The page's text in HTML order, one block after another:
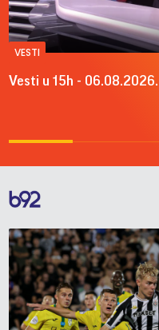
VESTI
Vesti u 15h - 06.08.2026.